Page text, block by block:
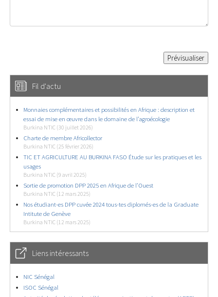
Fil d'actu
Monnaies complémentaires et possibilités en Afrique : description et
essai de mise en œuvre dans le domaine de l’agroécologie
Burkina NTIC (30 juillet 2026)
Charte de membre Africollector
Burkina NTIC (25 février 2026)
TIC ET AGRICULTURE AU BURKINA FASO Étude sur les pratiques et les
usages
Burkina NTIC (9 avril 2025)
Sortie de promotion DPP 2025 en Afrique de l’Ouest
Burkina NTIC (12 mars 2025)
Nos étudiant-es DPP cuvée 2024 tous-tes diplomés-es de la Graduate
Intitute de Genève
Burkina NTIC (12 mars 2025)
Liens intéressants
NIC Sénégal
ISOC Sénégal